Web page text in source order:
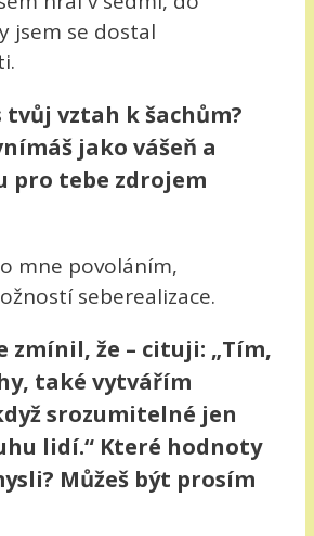
jsem se dostal
tvůj vztah k šachům?
jako vášeň a
pro tebe zdrojem
mne povoláním,
seberealizace.
zmínil, že – cituji: „Tím,
také vytvářím
srozumitelné jen
lidí.“ Které hodnoty
Můžeš být prosím